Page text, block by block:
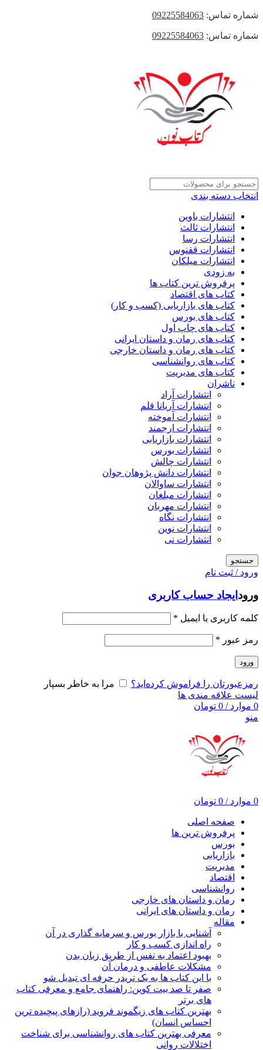
شماره تماس: 09225584063
شماره تماس: 09225584063
انتخاب دسته بندی
انتشارات باوین
انتشارات ثالث
انتشارات رسا
انتشارات ققنوس
انتشارات میلکان
به زودی
پرفروش ترین کتاب ها
کتاب های اقتصاد
کتاب های بازاریابی (کسب و کار)
کتاب های بورس
کتاب های چاپ اول
کتاب های رمان و داستان ایرانی
کتاب های رمان و داستان خارجی
کتاب های روانشناسی
کتاب های مدیریت
ناشران
انتشارات آراد
انتشارات آریانا قلم
انتشارات آموخته
انتشارات ارجمند
انتشارات بازاریابی
انتشارات بورس
انتشارات چالش
انتشارات دانش پژوهان جوان
انتشارات ساوالان
انتشارات مبلغان
انتشارات مهربان
انتشارات نگاه
انتشارات نوین
انتشارات نی
جستجو
ورود / ثبت نام
ورود ایجاد حساب کاربری
کلمه کاربری یا ایمیل *
رمز عبور *
ورود
رمزعبورتان را فراموش کرده‌اید؟
مرا به خاطر بسپار
لیست علاقه مندی ها
0 موارد /
0 تومان
منو
0 موارد /
0 تومان
صفحه اصلی
پرفروش ترین ها
بورس
بازاریابی
مدیریت
اقتصاد
روانشناسی
رمان و داستان های خارجی
رمان و داستان های ایرانی
مقاله
آشنایی با بازار بورس و سرمایه گذاری در آن
راه اندازی کسب و کار
بهبود اعتماد به نفس از طریق زبان بدن
مشکلات عاطفی و درمان آن
با این کتاب ها به یک تریدر حرفه ای تبدیل شو
صفر تا صد بیت کوین: راهنمای جامع و معرفی کتاب
های برتر
بهترین کتاب های زیگموند فروید (رازهای پیچیده ترین
احساس انسان)
معرفی بهترین کتاب های روانشناسی برای شناخت
اختلالات روانی